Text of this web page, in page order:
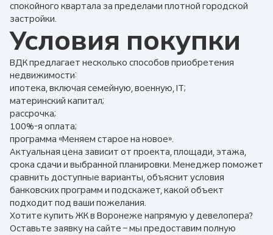
спокойного квартала за пределами плотной городской
застройки.
Условия покупки
ВДК предлагает несколько способов приобретения
недвижимости:
ипотека, включая семейную, военную, IT;
материнский капитал;
рассрочка;
100%-я оплата;
программа «Меняем старое на новое».
Актуальная цена зависит от проекта, площади, этажа,
срока сдачи и выбранной планировки. Менеджер поможет
сравнить доступные варианты, объяснит условия
банковских программ и подскажет, какой объект
подходит под ваши пожелания.
Хотите купить ЖК в Воронеже напрямую у девелопера?
Оставьте заявку на сайте – мы предоставим полную